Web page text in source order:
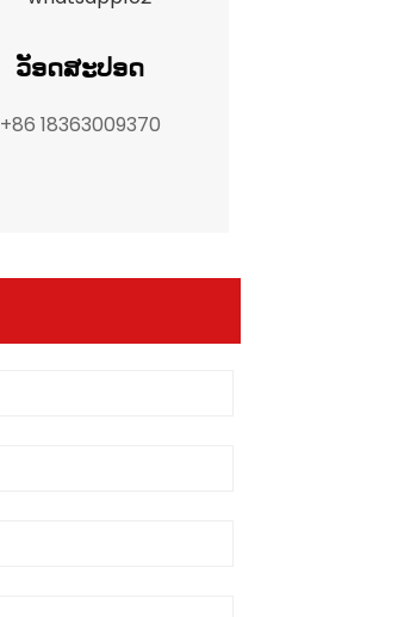
ວັອດສະປອດ
+86 18363009370